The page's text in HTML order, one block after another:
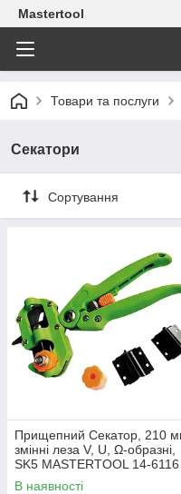
Mastertool
Товари та послуги
Секатори
Сортування
Прищепний Секатор, 210
змінні леза V, U, Ω-образні,
SK5 MASTERTOOL 14-6116
В наявності